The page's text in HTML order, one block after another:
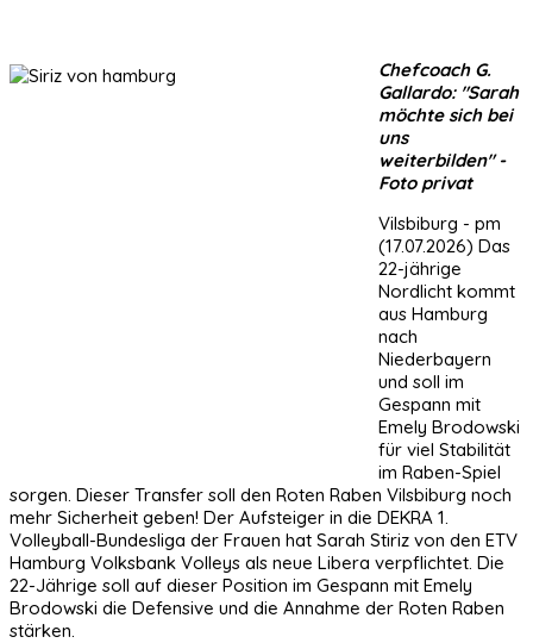
Chefcoach G.
Gallardo: "Sarah
möchte sich bei
uns
weiterbilden" -
Foto privat
Vilsbiburg - pm
(17.07.2026) Das
22-jährige
Nordlicht kommt
aus Hamburg
nach
Niederbayern
und soll im
Gespann mit
Emely Brodowski
für viel Stabilität
im Raben-Spiel
sorgen. Dieser Transfer soll den Roten Raben Vilsbiburg noch
mehr Sicherheit geben! Der Aufsteiger in die DEKRA 1.
Volleyball-Bundesliga der Frauen hat Sarah Stiriz von den ETV
Hamburg Volksbank Volleys als neue Libera verpflichtet. Die
22-Jährige soll auf dieser Position im Gespann mit Emely
Brodowski die Defensive und die Annahme der Roten Raben
stärken.